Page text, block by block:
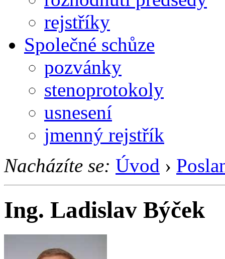
rejstříky
Společné schůze
pozvánky
stenoprotokoly
usnesení
jmenný rejstřík
Nacházíte se: Úvod ›
Ing. Ladislav Býček